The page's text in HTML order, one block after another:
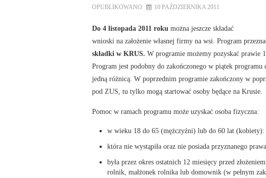
OPUBLIKOWANO 10 PAŹDZIERNIKA 2011
Do 4 listopada 2011 roku można jeszcze składać
wnioski na założenie własnej firmy na wsi. Program
składki w KRUS. W programie możemy pozyskać prawie
Program jest podobny do zakończonego w piątek
jedną różnicą. W poprzednim programie zakończony w
pod ZUS, tu tylko mogą startować osoby będące na Krusie.
Pomoc w ramach programu może uzyskać osoba fizyczna:
w wieku 18 do 65 (mężczyźni) lub do 60 lat (kobiety):
która nie wystąpiła oraz nie posiada przyznanego
była przez okres ostatnich 12 miesięcy przed
rolnik, małżonek rolnika lub domownik (w pełnym